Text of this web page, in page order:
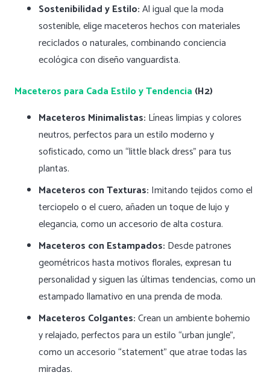
Sostenibilidad y Estilo:Al igual que la moda
sostenible, elige maceteros hechos con materiales
reciclados o naturales, combinando conciencia
ecológica con diseño vanguardista.
Maceteros para Cada Estilo y Tendencia (H2)
Maceteros Minimalistas: Líneas limpias y colores
neutros, perfectos para un estilo moderno y
sofisticado, como un “little black dress” para tus
plantas.
Maceteros con Texturas: Imitando tejidos como el
terciopelo o el cuero, añaden un toque de lujo y
elegancia, como un accesorio de alta costura.
Maceteros con Estampados: Desde patrones
geométricos hasta motivos florales, expresan tu
personalidad y siguen las últimas tendencias, como un
estampado llamativo en una prenda de moda.
Maceteros Colgantes:Crean un ambiente bohemio
y relajado, perfectos para un estilo “urban jungle”,
como un accesorio “statement” que atrae todas las
miradas.